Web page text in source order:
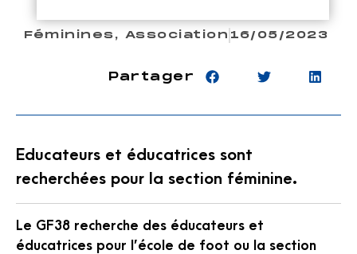
Féminines, Association 16/05/2023
Partager
Educateurs et éducatrices sont
recherchées pour la section féminine.
Le GF38 recherche des éducateurs et
éducatrices pour l’école de foot ou la section